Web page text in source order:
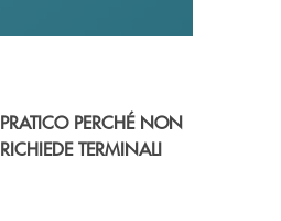
PRATICO PERCHÉ NON
RICHIEDE TERMINALI